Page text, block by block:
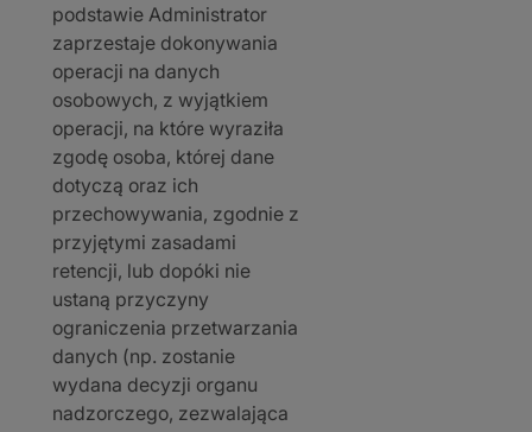
podstawie Administrator
zaprzestaje dokonywania
operacji na danych
osobowych, z wyjątkiem
operacji, na które wyraziła
zgodę osoba, której dane
dotyczą oraz ich
przechowywania, zgodnie z
przyjętymi zasadami
retencji, lub dopóki nie
ustaną przyczyny
ograniczenia przetwarzania
danych (np. zostanie
wydana decyzji organu
nadzorczego, zezwalająca